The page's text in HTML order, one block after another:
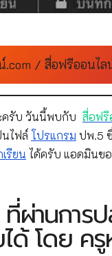
.com / สื่อฟรีออนไ
รับ วันนี้พบกับ สื่อฟ
ไฟล์ โปรแกรม ปพ.5
รียน ได้ครับ แอดมินข
านการ
ด้ โดย ค